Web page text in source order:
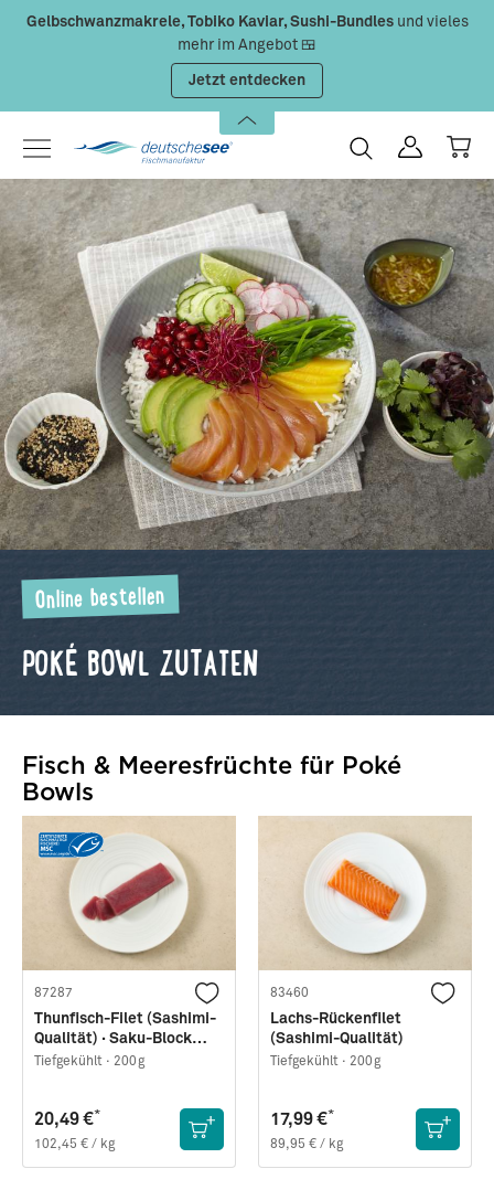
Zum Hauptinhalt springen
Gelbschwanzmakrele, Tobiko Kaviar, Sushi-Bundlesund vieles
mehr im Angebot 🍱
Jetzt entdecken
Online bestellen
POKÉ BOWL ZUTATEN
Fisch & Meeresfrüchte für Poké
Bowls
87287
Thunfisch-Filet (Sashimi-
Qualität) · Saku-Block
AAA Grade
Tiefgekühlt · 200g
20,49 €*
102,45 € / kg
83460
Lachs-Rückenfilet
(Sashimi-Qualität)
Tiefgekühlt · 200g
17,99 €*
89,95 € / kg